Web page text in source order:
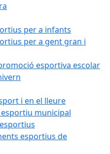
per a infants
per a gent gran i
esportiva escolar
i en el lleure
municipal
esportius de